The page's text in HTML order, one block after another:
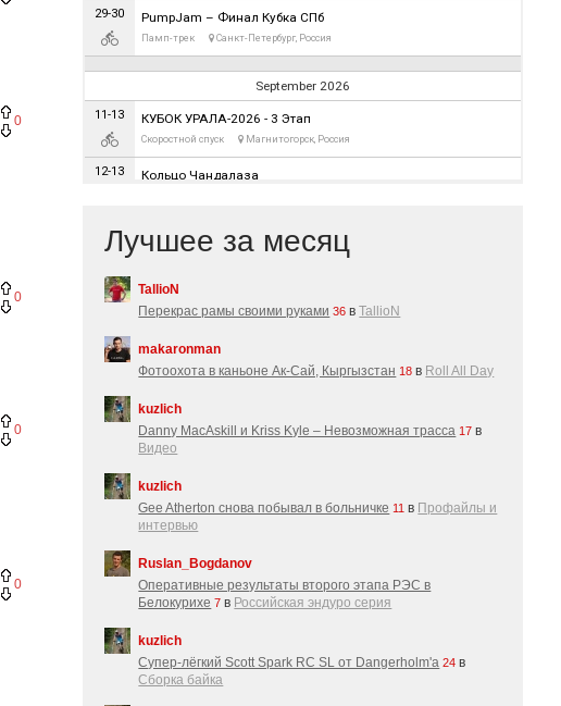
0
0
0
0
Лучшее за месяц
TallioN
Перекрас рамы своими руками 36 вTallioN
makaronman
Фотоохота в каньоне Ак-Cай, Кыргызстан 18 в Roll All Day
kuzlich
Danny MacAskill и Kriss Kyle – Невозможная трасса 17 в
Видео
kuzlich
Gee Atherton снова побывал в больничке 11 в Профайлы и
интервью
Ruslan_Bogdanov
Оперативные результаты второго этапа РЭС в
Белокурихе 7 в Российская эндуро серия
kuzlich
Супер-лёгкий Scott Spark RC SL от Dangerholm'a 24 в
Сборка байка